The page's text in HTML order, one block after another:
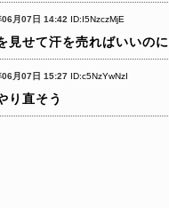
月07日 14:42 ID:I5NzczMjE
見せて汗を売ればいいのに
月07日 15:27 ID:c5NzYwNzI
り直そう